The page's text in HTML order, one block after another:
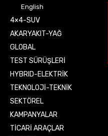
English
4×4-SUV
AKARYAKIT-YAĞ
GLOBAL
TEST SÜRÜŞLERİ
HYBRID-ELEKTRİK
TEKNOLOJİ-TEKNİK
SEKTÖREL
KAMPANYALAR
TİCARİ ARAÇLAR